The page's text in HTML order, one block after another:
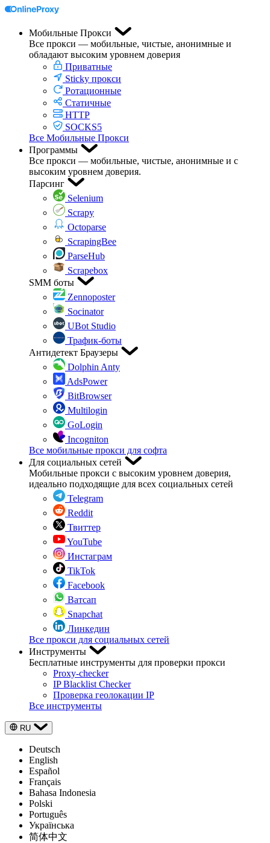
Мобильные Прокси
Все прокси — мобильные, чистые, анонимные и
обладают высоким уровнем доверия
Приватные
Sticky прокси
Ротационные
Статичные
HTTP
SOCKS5
Все Мобильные Прокси
Программы
Все прокси — мобильные, чистые, анонимные и с
высоким уровнем доверия.
Парсинг
Selenium
Scrapy
Octoparse
ScrapingBee
ParseHub
Scrapebox
SMM боты
Zennoposter
Socinator
UBot Studio
Трафик-боты
Антидетект Браузеры
Dolphin Anty
AdsPower
BitBrowser
Multilogin
GoLogin
Incogniton
Все мобильные прокси для софта
Для социальных сетей
Мобильные прокси с высоким уровнем доверия,
идеально подходящие для всех социальных сетей
Telegram
Reddit
Твиттер
YouTube
Инстаграм
TikTok
Facebook
Ватсап
Snapchat
Линкедин
Все прокси для социальных сетей
Инструменты
Бесплатные инструменты для проверки прокси
Proxy-checker
IP Blacklist Checker
Проверка геолокации IP
Все инструменты
RU
Deutsch
English
Español
Français
Bahasa Indonesia
Polski
Português
Українська
简体中文